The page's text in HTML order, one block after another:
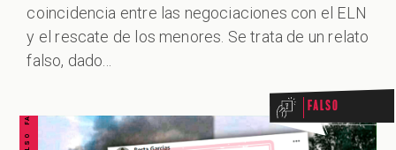
coincidencia entre las negociaciones con el ELN
y el rescate de los menores. Se trata de un relato
falso, dado...
Falso